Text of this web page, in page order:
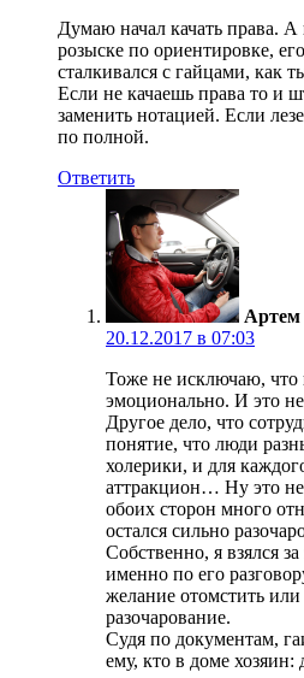
Думаю начал качать права.
розыске по ориентировке,
сталкивался с гайцами, как
Если не качаешь права то и
заменить нотацией. Если
по полной.
Ответить
Артем
20.12.2017 в 07:03
Тоже не исключаю, что
эмоционально. И это не
Другое дело, что
понятие, что люди
холерики, и для
аттракцион… Ну это
обоих сторон много
остался сильно
Собственно, я взялся
именно по его
желание отомстить или
разочарование.
Судя по документам,
ему, кто в доме хозяин: